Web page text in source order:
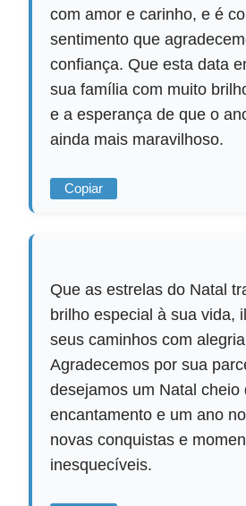
com amor e carinho, e é
sentimento que
confiança. Que esta data
sua família com muito
e a esperança de que o
ainda mais maravilhoso.
Copiar
Que as estrelas do Natal
brilho especial à sua vida,
seus caminhos com
Agradecemos por sua
desejamos um Natal cheio
encantamento e um ano
novas conquistas e
inesquecíveis.